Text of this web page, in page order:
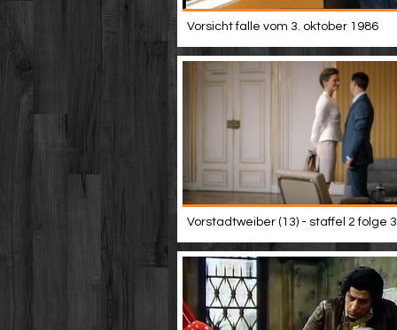
Vorsicht falle vom 3. oktober 1986
Vorstadtweiber (13) - staffel 2 folge 3